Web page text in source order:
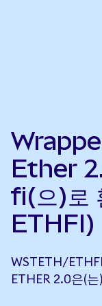
Ether
fi(으)로
ETHFI)
WSTETH/
ETHER 2.0은(